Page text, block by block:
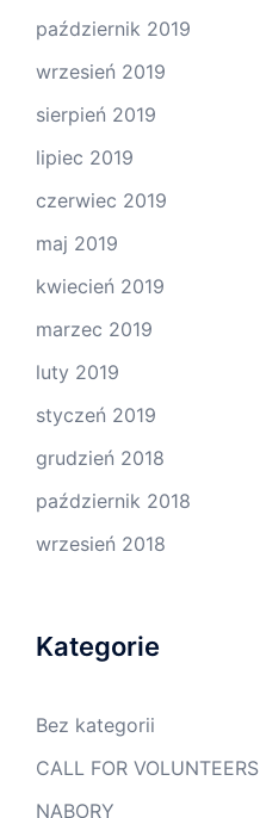
październik 2019
wrzesień 2019
sierpień 2019
lipiec 2019
czerwiec 2019
maj 2019
kwiecień 2019
marzec 2019
luty 2019
styczeń 2019
grudzień 2018
październik 2018
wrzesień 2018
Kategorie
Bez kategorii
CALL FOR VOLUNTEERS
NABORY